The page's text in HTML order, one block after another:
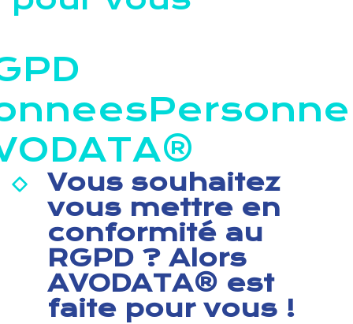
Vous souhaitez
vous mettre en
conformité au
RGPD ? Alors
AVODATA® est
faite pour vous !